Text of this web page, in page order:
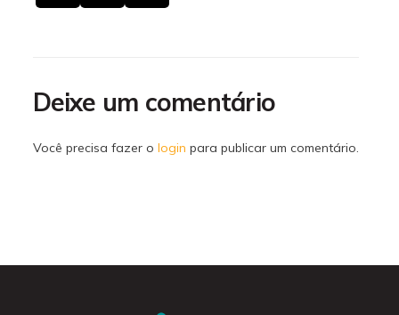
Deixe um comentário
Você precisa fazer o login para publicar um comentário.